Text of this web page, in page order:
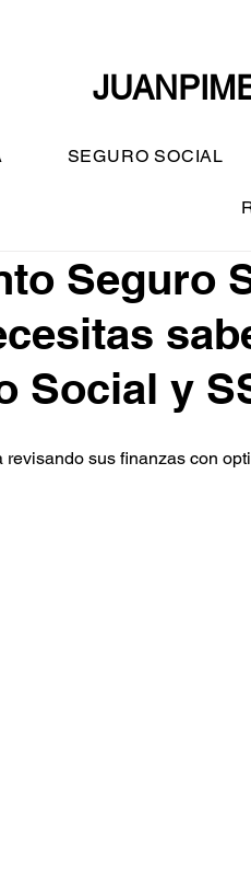
SEGURO SOCIAL
Seguro
Social y